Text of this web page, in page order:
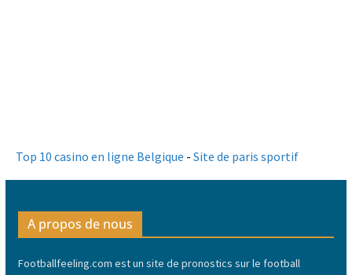
Top 10 casino en ligne Belgique - Site de paris sportif
A propos de nous
Footballfeeling.com est un site de pronostics sur le football